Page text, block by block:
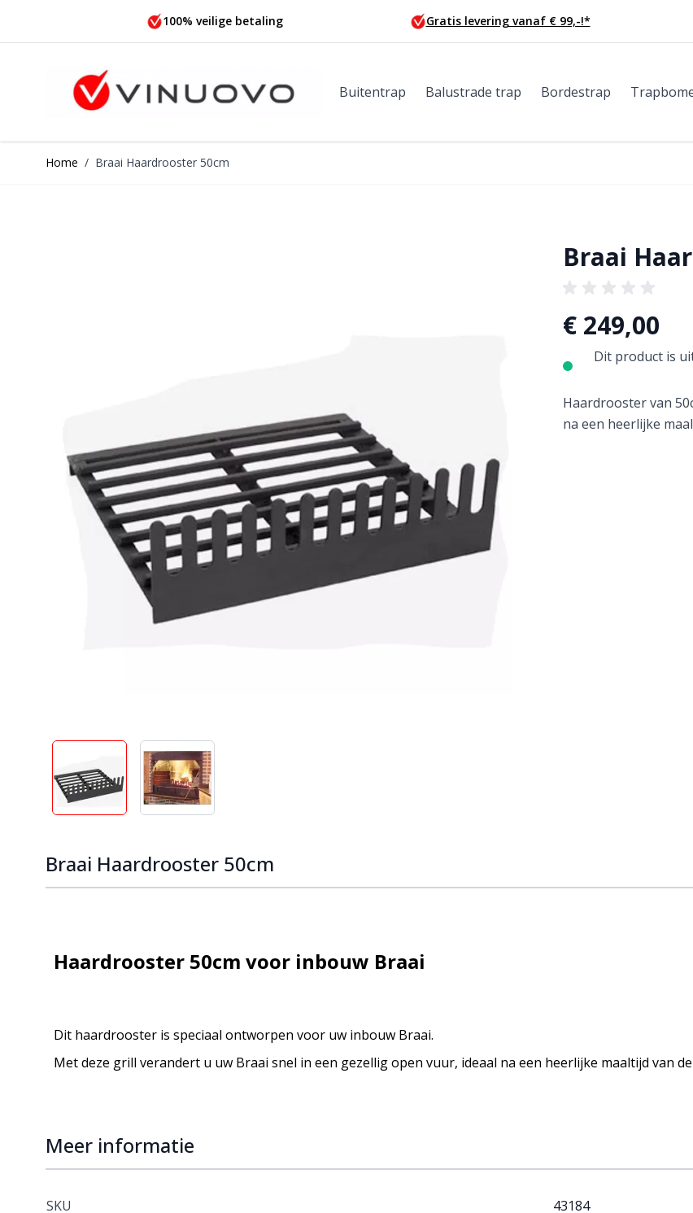
100% veilige betaling Gratis levering vanaf € 99,-!*
Buitentrap Balustrade trap Bordestrap
Home / Braai Haardrooster 50cm
Braai
View larger imageView larger image
€ 249,00
Dit product is
Haardrooster van
na een heerlijke
Braai Haardrooster 50cm
Haardrooster 50cm voor inbouw Braai
Dit haardrooster is speciaal ontworpen voor uw inbouw Braai.
Met deze grill verandert u uw Braai snel in een gezellig open vuur, ideaal na een heerlijke maaltijd van
Meer informatie
SKU
43184